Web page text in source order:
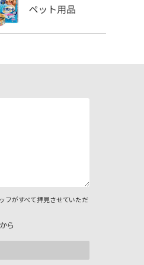
フがすべて拝見させていただ
から